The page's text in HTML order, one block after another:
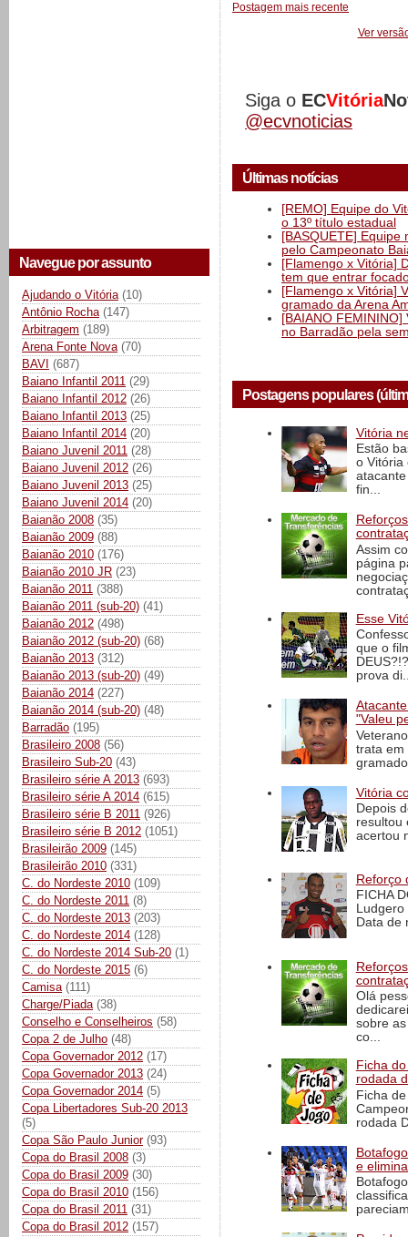
Navegue por assunto
Ajudando o Vitória (10)
Antônio Rocha (147)
Arbitragem (189)
Arena Fonte Nova (70)
BAVI (687)
Baiano Infantil 2011 (29)
Baiano Infantil 2012 (26)
Baiano Infantil 2013 (25)
Baiano Infantil 2014 (20)
Baiano Juvenil 2011 (28)
Baiano Juvenil 2012 (26)
Baiano Juvenil 2013 (25)
Baiano Juvenil 2014 (20)
Baianão 2008 (35)
Baianão 2009 (88)
Baianão 2010 (176)
Baianão 2010 JR (23)
Baianão 2011 (388)
Baianão 2011 (sub-20) (41)
Baianão 2012 (498)
Baianão 2012 (sub-20) (68)
Baianão 2013 (312)
Baianão 2013 (sub-20) (49)
Baianão 2014 (227)
Baianão 2014 (sub-20) (48)
Barradão (195)
Brasileiro 2008 (56)
Brasileiro Sub-20 (43)
Brasileiro série A 2013 (693)
Brasileiro série A 2014 (615)
Brasileiro série B 2011 (926)
Brasileiro série B 2012 (1051)
Brasileirão 2009 (145)
Brasileirão 2010 (331)
C. do Nordeste 2010 (109)
C. do Nordeste 2011 (8)
C. do Nordeste 2013 (203)
C. do Nordeste 2014 (128)
C. do Nordeste 2014 Sub-20 (1)
C. do Nordeste 2015 (6)
Camisa (111)
Charge/Piada (38)
Conselho e Conselheiros (58)
Copa 2 de Julho (48)
Copa Governador 2012 (17)
Copa Governador 2013 (24)
Copa Governador 2014 (5)
Copa Libertadores Sub-20 2013
(5)
Copa São Paulo Junior (93)
Copa do Brasil 2008 (3)
Copa do Brasil 2009 (30)
Copa do Brasil 2010 (156)
Copa do Brasil 2011 (31)
Copa do Brasil 2012 (157)
Postagem mais recente
Ver
Siga o ECVitória
@ecvnoticias
Últimas notícias
[REMO] Equipe do
o 13º título estadual
[BASQUETE]
pelo Campeonato
[Flamengo x Vitória]
tem que entrar
[Flamengo x Vitória]
gramado da Arena
[BAIANO
no Barradão pela
Postagens populares
Vitória
Estão
o Vitória
fin...
Assim
página
Esse
que o
prova
"Valeu
trata em
Vitória
Depois
resultou
acertou
Reforço
FICHA
Data de
Olá
sobre
co...
Ficha
rodada
Ficha
rodada
e